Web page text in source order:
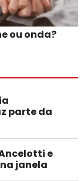
ou onda?
parte da
e
janela